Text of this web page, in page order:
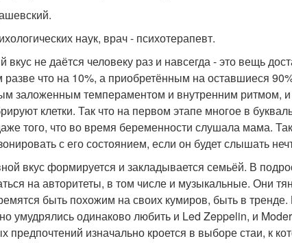
наук, врач - психотерапевт.
вкус не даётся человеку раз и навсегда - это вещь
что на 10%, а приобретённым на оставшиеся
заложенным темпераментом и внутренним ритмом,
клетки. Так что на первом этапе многое в
того, что во время беременности слушала мама.
с его состоянием, если он будет слышать
вкус формируется и закладывается семьёй. В
на авторитеты, в том числе и музыкальные. Они
быть похожим на своих кумиров, быть в
умудрялись одинаково любить и Led Zeppelin, и
предпочтений изначально кроется в выборе стаи, к